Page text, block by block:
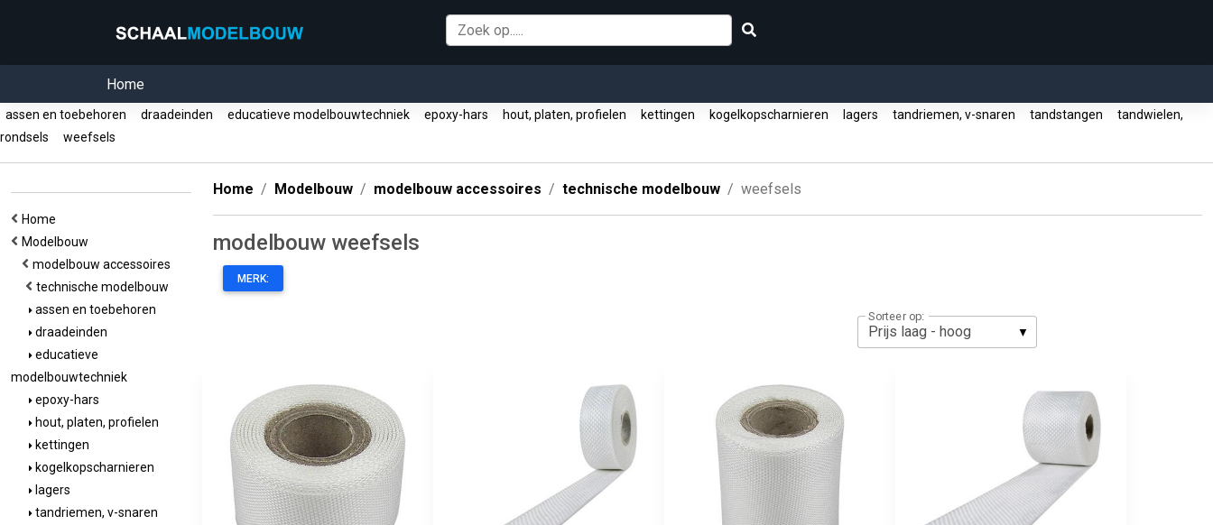
Home
assen en toebehoren draadeinden educatieve modelbouwtechniek epoxy-hars hout, platen, profielen kettingen kogelkopscharnieren lagers tandriemen, v-snaren tandstangen
tandwielen,
rondsels
weefsels
Home
Modelbouw
modelbouw accessoires
technische modelbouw
assen en toebehoren
draadeinden
educatieve
modelbouwtechniek
epoxy-hars
hout, platen, profielen
kettingen
kogelkopscharnieren
lagers
tandriemen, v-snaren
Home Modelbouw modelbouw accessoires technische modelbouw weefsels
modelbouw weefsels
MERK:
Sorteer op: